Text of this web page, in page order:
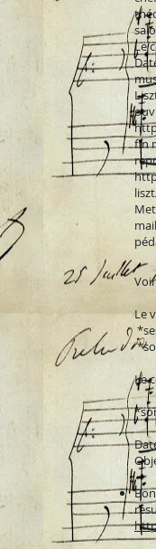
Le
fin
Le
Le